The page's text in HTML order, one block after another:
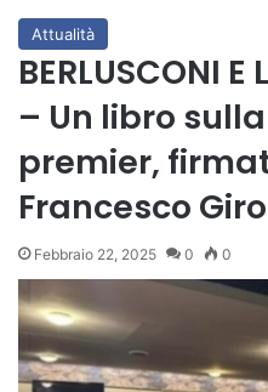
Attualità
BERLUSCONI E
– Un libro
premier,
Francesco Giro
Febbraio 22, 2025 0 0